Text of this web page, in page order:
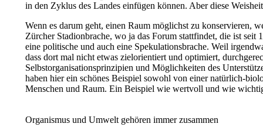
in den Zyklus des Landes einfügen können. Aber diese
Wenn es darum geht, einen Raum möglichst zu konservieren,
Zürcher Stadionbrache, wo ja das Forum stattfindet, die ist
eine politische und auch eine Spekulationsbrache. Weil
dass dort mal nicht etwas zielorientiert und optimiert,
Selbstorganisationsprinzipien und Möglichkeiten des
haben hier ein schönes Beispiel sowohl von einer natürlich-
Menschen und Raum. Ein Beispiel wie wertvoll und wie
Organismus und Umwelt gehören immer zusammen